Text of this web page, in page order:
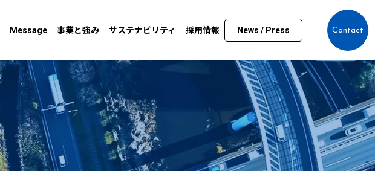
Message 事業と強み サステナビリティ 採用情報 News / Press Contact